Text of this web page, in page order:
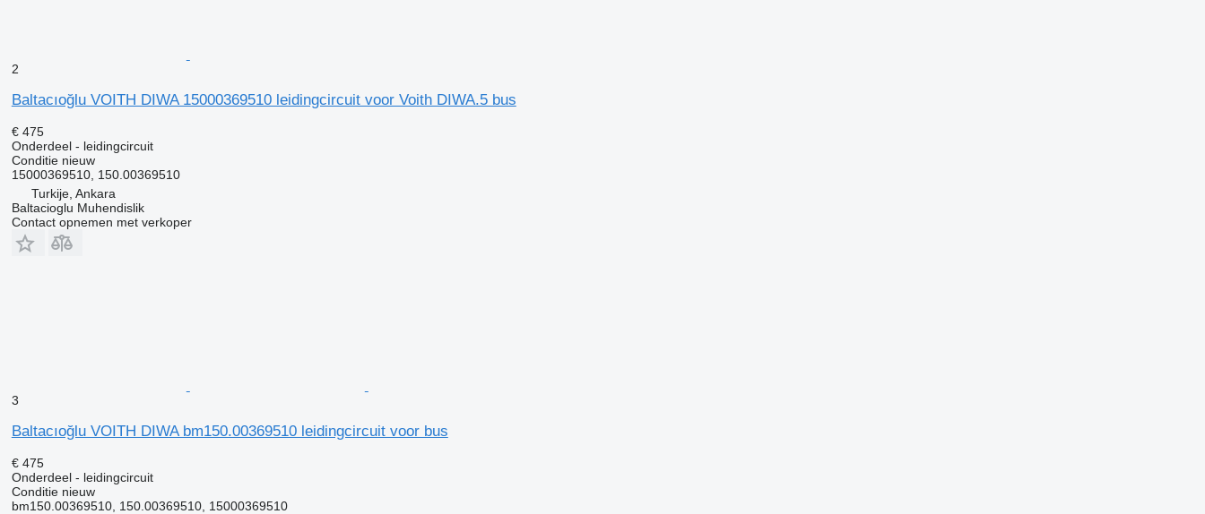
2
Baltacıoğlu VOITH DIWA 15000369510 leidingcircuit voor Voith DIWA.5 bus
€ 475
Onderdeel - leidingcircuit
Conditienieuw
15000369510, 150.00369510
Turkije, Ankara
Baltacioglu Muhendislik
Contact opnemen met verkoper
3
Baltacıoğlu VOITH DIWA bm150.00369510 leidingcircuit voor bus
€ 475
Onderdeel - leidingcircuit
Conditienieuw
bm150.00369510, 150.00369510, 15000369510